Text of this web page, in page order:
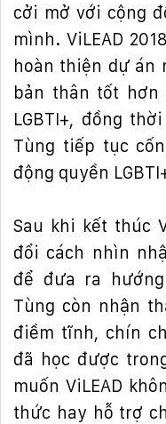
cởi mở với cộng
mình. ViLEAD 2018
hoàn thiện dựán
bản thân tốt hơn
LGBTI+, đồng thờ
Tùng tiếp tục cố
động quyền
Sau khi kết thúc
đổi cách nhìn nhậ
để đưa ra hướ
Tùng còn nhận th
điềm tĩnh, chín ch
đã học được
muốn ViLEAD
thức hay hỗ trợ